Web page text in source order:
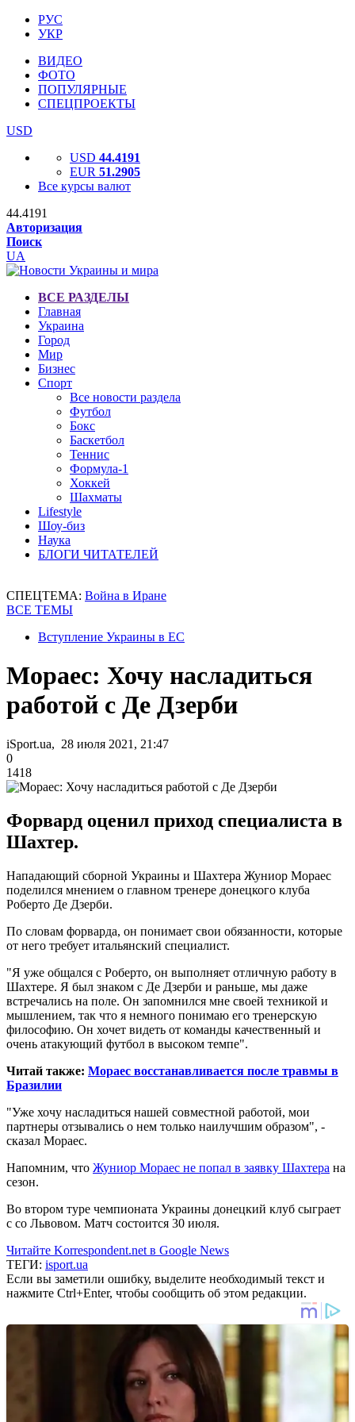
РУС
УКР
ВИДЕО
ФОТО
ПОПУЛЯРНЫЕ
СПЕЦПРОЕКТЫ
USD
USD 44.4191
EUR 51.2905
Все курсы валют
44.4191
Авторизация
Поиск
UA
ВСЕ РАЗДЕЛЫ
Главная
Украина
Город
Мир
Бизнес
Спорт
Все новости раздела
Футбол
Бокс
Баскетбол
Теннис
Формула-1
Хоккей
Шахматы
Lifestyle
Шоу-биз
Наука
БЛОГИ ЧИТАТЕЛЕЙ
СПЕЦТЕМА: Война в Иране
ВСЕ ТЕМЫ
Вступление Украины в ЕС
Мораес: Хочу насладиться
работой с Де Дзерби
iSport.ua, 28 июля 2021, 21:47
0
1418
Форвард оценил приход специалиста в
Шахтер.
Нападающий сборной Украины и Шахтера Жуниор Мораес
поделился мнением о главном тренере донецкого клуба
Роберто Де Дзерби.
По словам форварда, он понимает свои обязанности, которые
от него требует итальянский специалист.
"Я уже общался с Роберто, он выполняет отличную работу в
Шахтере. Я был знаком c Де Дзерби и раньше, мы даже
встречались на поле. Он запомнился мне своей техникой и
мышлением, так что я немного понимаю его тренерскую
философию. Он хочет видеть от команды качественный и
очень атакующий футбол в высоком темпе".
Читай также: Мораес восстанавливается после травмы в
Бразилии
"Уже хочу насладиться нашей совместной работой, мои
партнеры отзывались о нем только наилучшим образом", -
сказал Мораес.
Напомним, что Жуниор Мораес не попал в заявку Шахтера на
сезон.
Во втором туре чемпионата Украины донецкий клуб сыграет
с со Львовом. Матч состоится 30 июля.
Читайте Korrespondent.net в Google News
ТЕГИ: isport.ua
Если вы заметили ошибку, выделите необходимый текст и
нажмите Ctrl+Enter, чтобы сообщить об этом редакции.